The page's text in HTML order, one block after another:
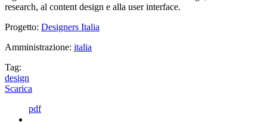
research, al content design e alla user interface.
Progetto: Designers Italia
Amministrazione: italia
Tag:
design
Scarica
pdf